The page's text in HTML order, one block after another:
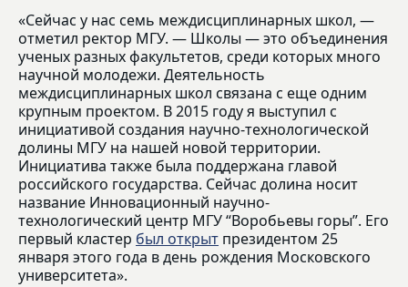
«Сейчас у нас семь междисциплинарных школ, —
отметил ректор МГУ. — Школы — это объединения
ученых разных факультетов, среди которых много
научной молодежи. Деятельность
междисциплинарных школ связана с еще одним
крупным проектом. В 2015 году я выступил с
инициативой создания научно-технологической
долины МГУ на нашей новой территории.
Инициатива также была поддержана главой
российского государства. Сейчас долина носит
название Инновационный научно-
технологический центр МГУ “Воробьевы горы”. Его
первый кластер был открыт президентом 25
января этого года в день рождения Московского
университета».